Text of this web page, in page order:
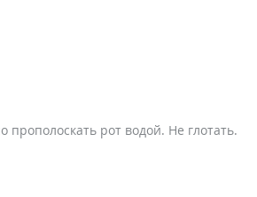
рот водой. Не глотать.